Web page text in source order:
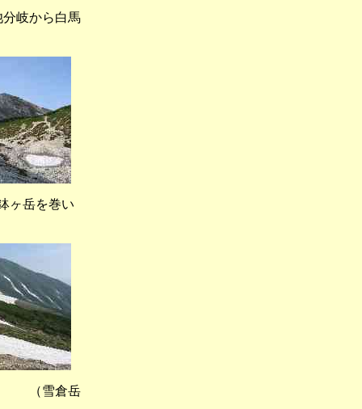
岐から白馬
岳を巻い
雪倉岳